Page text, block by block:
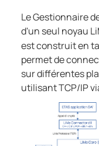
Le Gestionnaire
d'un seul noyau
est construit en
permet de
sur différentes
utilisant TCP/IP